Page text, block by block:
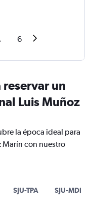
6
un
Luis Muñoz
la época ideal para
Marín con nuestro
SJU-TPA SJU-MDE